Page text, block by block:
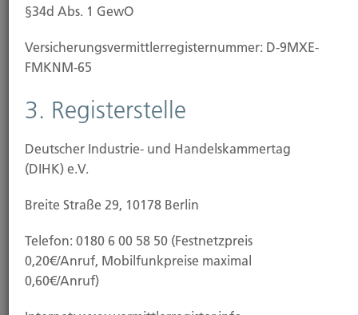
Hubert Brück GmbH & Co. KG seit 1903
Herr Johannes Brück
Kapellstr. 2
40479 Düsseldorf
E-Mail: Info@Hubertbrueck.de
Geschäftsführung: Johannes Brücku. Hartmut
Goebel
§34d Abs. 1 GewO
Versicherungs­vermittler­registernummer: D-9MXE-
FMKNM-65
3. Registerstelle
Deutscher Industrie- und Handelskammertag
(DIHK) e.V.
Breite Straße 29, 10178 Berlin
Telefon: 0180 6 00 58 50 (Festnetzpreis
0,20€/Anruf, Mobilfunkpreise maximal
0,60€/Anruf)